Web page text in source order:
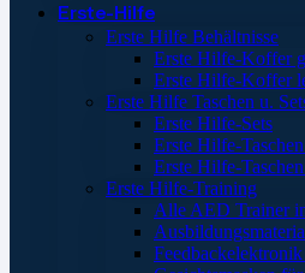
Erste-Hilfe
Erste Hilfe Behältnisse
Erste Hilfe-Koffer
Erste Hilfe-Koffer
Erste Hilfe Taschen u.
Erste Hilfe-Sets
Erste Hilfe-
Erste Hilfe-
Erste Hilfe-Training
Alle AED Trainer